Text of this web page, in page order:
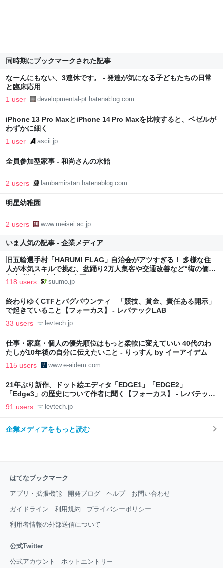
同時期にブックマークされた記事
なーんにもない、3連休です。 - 発達が気になる子どもたちの日常
と臨床応用
1 user developmental-pt.hatenablog.com
iPhone 13 Pro MaxとiPhone 14 Pro Maxを比較すると、ベゼルが
わずかに細く
1 user ascii.jp
全員参加型家事 - 和尚さんの水飴
2 users lambamirstan.hatenablog.com
明星幼稚園
2 users www.meisei.ac.jp
いま人気の記事 - 企業メディア
旧五輪選手村「HARUMI FLAG」自治会がアツすぎる！ 多様な住
人が本気スキルで挑む、盆踊り2万人集客や交通改善など“街の価値
向上”戦略 東京・中央区
118 users suumo.jp
終わりゆくCTFとバグバウンティ 「競技、賞金、責任ある開示」
で起きていること【フォーカス】 - レバテックLAB
33 users levtech.jp
仕事・家庭・個人の優先順位はもっと柔軟に変えていい 40代のわ
たしが10年後の自分に伝えたいこと - りっすん by イーアイデム
115 users www.e-aidem.com
21年ぶり新作、ドット絵エディタ「EDGE1」「EDGE2」
「Edge3」の歴史について作者に聞く【フォーカス】 - レバテック
LAB
91 users levtech.jp
企業メディアをもっと読む
はてなブックマーク
アプリ・拡張機能 開発ブログ ヘルプ お問い合わせ
ガイドライン 利用規約 プライバシーポリシー
利用者情報の外部送信について
公式Twitter
公式アカウント ホットエントリー